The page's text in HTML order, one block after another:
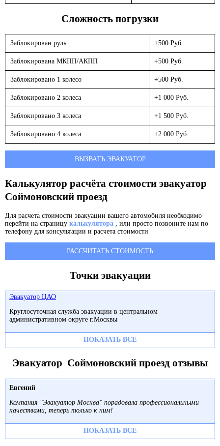
Сложность погрузки
Заблокирован руль +500 Руб.
Заблокирована МКПП/АКПП +500 Руб.
Заблокировано 1 колесо +500 Руб.
Заблокировано 2 колеса +1 000 Руб.
Заблокировано 3 колеса +1 500 Руб.
Заблокировано 4 колеса +2 000 Руб.
ВЫЗВАТЬ ЭВАКУАТОР
Калькулятор расчёта стоимости эвакуатор
Соймоновский проезд
Для расчета стоимости эвакуации вашего автомобиля необходимо
перейти на страницу калькулятора , или просто позвоните нам по
телефону для консультации и расчета стоимости
РАССЧИТАТЬ СТОИМОСТЬ
Точки эвакуации
Эвакуатор ЦАО
Круглосуточная служба эвакуации в центральном
административном округе г.Москвы
ПОКАЗАТЬ ВСЕ
Эвакуатор Соймоновский проезд отзывы
Евгений
Компания "Эвакуатор Москва" порадовала профессиональными
качествами, теперь только к ним!
ПОКАЗАТЬ ВСЕ